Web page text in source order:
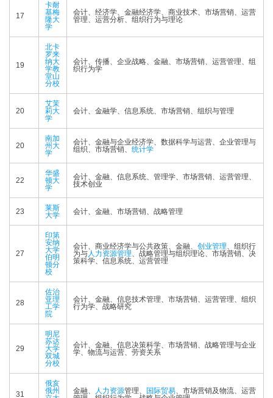
17
卡耐
基梅
隆大
学
会计、经济学、金融经济学、商业技术、市场营销、运营
管理、运营分析、组织行为与理论
19
北卡
罗来
纳大
学教
堂山
分校
会计、传播、企业战略、金融、市场营销、运营管理、组
织行为学
20
艾茉
莉大
学
会计、金融学、信息系统、市场营销、组织与管理
20
南加
州大
学
会计、金融与企业经济学、数据科学与运营、企业管理与
组织、市场营销、 统计学
22
华盛
顿大
学
会计、金融、信息系统、管理学、市场营销、运营管理、
技术创业
23
莱斯
大学
会计、金融、市场营销、战略管理
27
印第
安纳
大学
伯明
顿分
校
会计、商业经济学与公共政策、金融、 创业管理、组织行
为与人力资源管理、战略管理与组织理论、市场营销、决
策科学、信息系统、运营管理
28
佐治
亚理
工学
院
会计、金融、信息技术管理、市场营销、运营管理、组织
行为学、战略研究
29
明尼
苏达
大学
双城
分校
会计、金融、信息决策科学、市场营销、战略管理与企业
学、物流与运营、劳资关系
31
俄亥
俄州
金融、 人力资源管理、 国际贸易、市场营销及物流、运营